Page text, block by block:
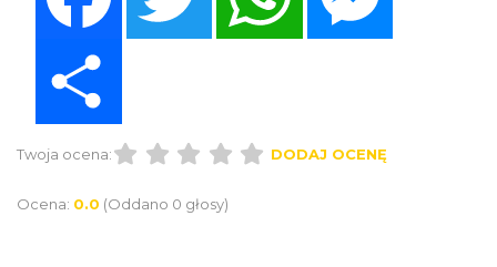
Twoja ocena: DODAJ OCENĘ
Ocena: 0.0 (Oddano 0 głosy)